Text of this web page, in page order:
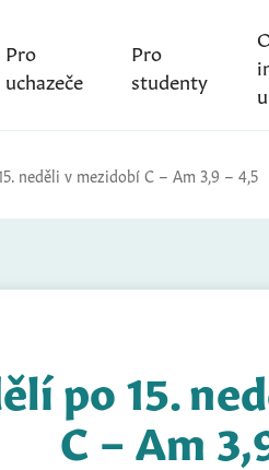
Pro
uchazeče
Pro
studenty
u
neděli v mezidobí C – Am 3,9 – 4,5
po 15.
C – Am